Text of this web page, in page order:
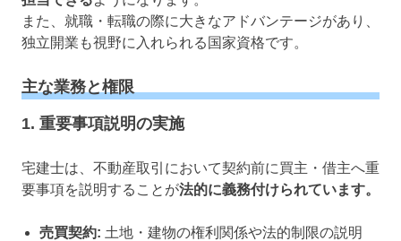
また、就職・転職の際に大きなアドバンテージがあり、
独立開業も視野に入れられる国家資格です。
主な業務と権限
1. 重要事項説明の実施
宅建士は、不動産取引において契約前に買主・借主へ重
要事項を説明することが法的に義務付けられています。
売買契約: 土地・建物の権利関係や法的制限の説明